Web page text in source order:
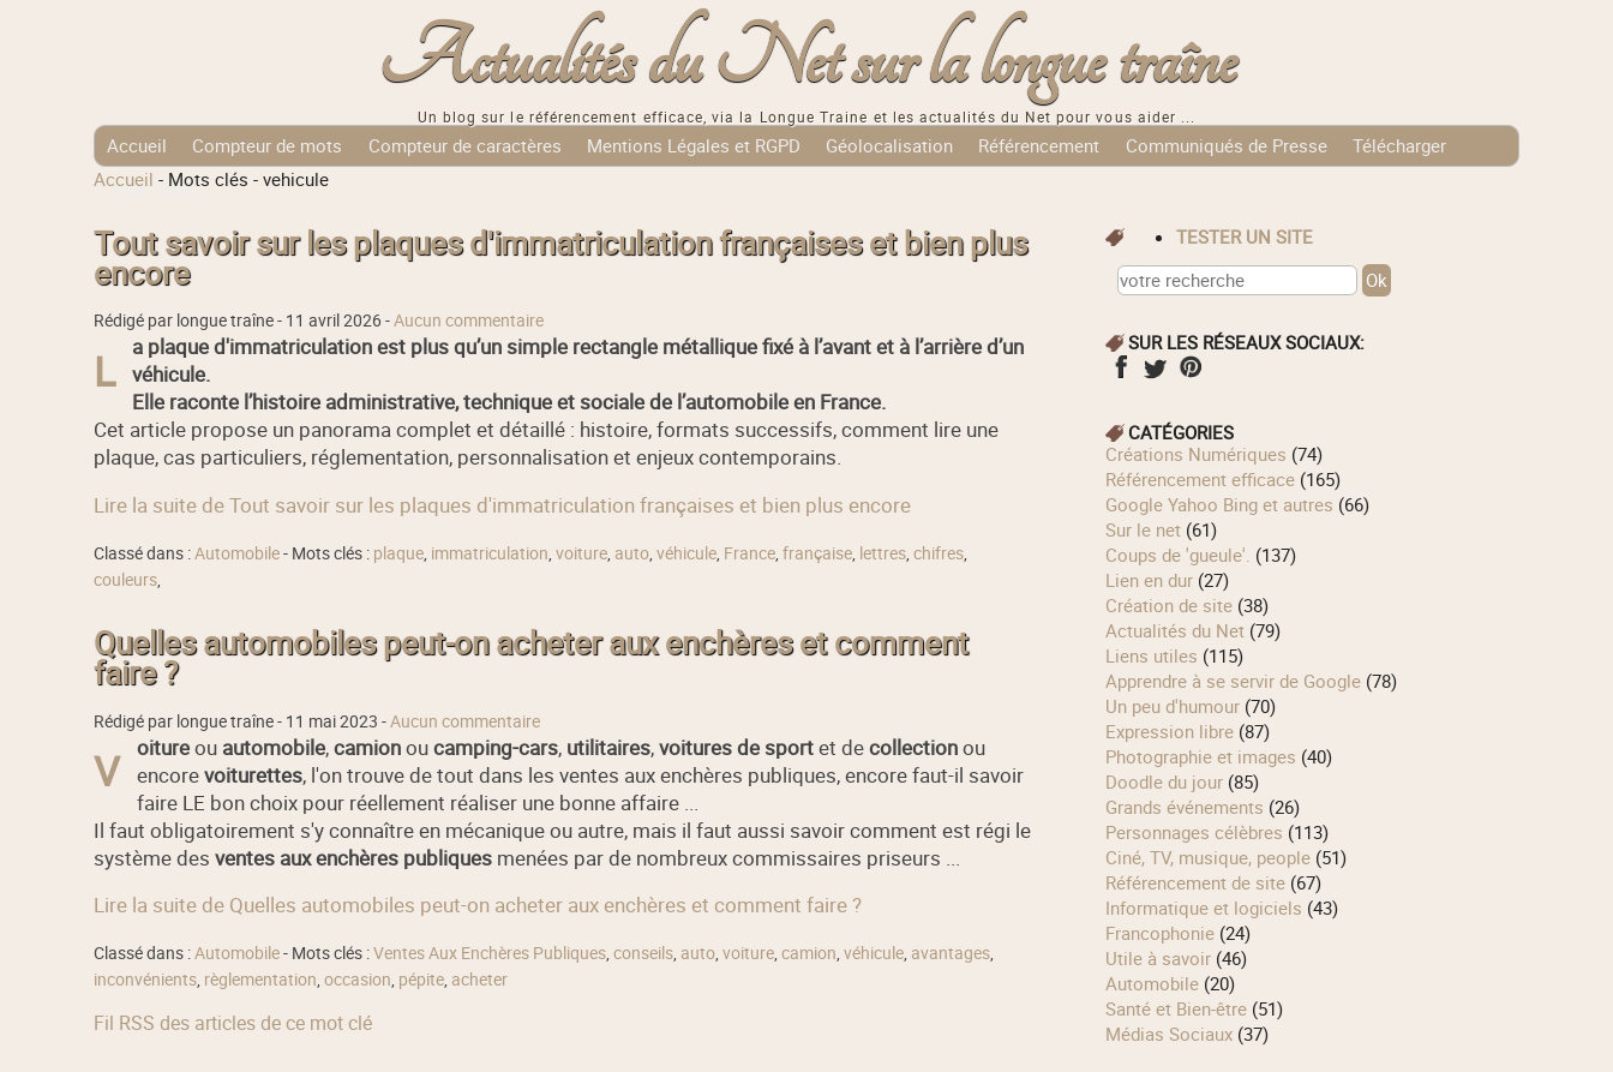
Actualités du Net sur la longue traîne
Un blog sur le référencement efficace, via la Longue Traine et les actualités du Net pour vous aider ...
Accueil Compteur de mots Compteur de caractères Mentions Légales et RGPD Géolocalisation Référencement Communiqués de Presse
Télécharger
Tags Cloud
Accueil - Mots clés - vehicule
Tout savoir sur les plaques d'immatriculation françaises et bien plus
encore
Rédigé par longue traîne - 11 avril 2026-Aucun commentaire
L
a plaque d'immatriculation est plus qu’un simple rectangle métallique fixé à l’avant et à l’arrière d’un
véhicule.
Elle raconte l’histoire administrative, technique et sociale de l’automobile en France.
Cet article propose un panorama complet et détaillé : histoire, formats successifs, comment lire une
plaque, cas particuliers, réglementation, personnalisation et enjeux contemporains.
Lire la suite de Tout savoir sur les plaques d'immatriculation françaises et bien plus encore
Classé dans :Automobile- Mots clés : plaque, immatriculation, voiture, auto, véhicule, France, française, lettres, chifres,
couleurs,
Quelles automobiles peut-on acheter aux enchères et comment
faire ?
Rédigé par longue traîne - 11 mai 2023 -Aucun commentaire
V oitureou automobile,camionoucamping-cars, utilitaires,voitures de sportet decollectionou
encorevoiturettes, l'on trouve de tout dans les ventes aux enchères publiques, encore faut-il savoir
faire LE bon choix pour réellement réaliser une bonne affaire ...
Il faut obligatoirement s'y connaître en mécanique ou autre, mais il faut aussi savoir comment est régi le
système des ventes aux enchères publiquesmenées par de nombreux commissaires priseurs ...
Lire la suite de Quelles automobiles peut-on acheter aux enchères et comment faire ?
Classé dans :Automobile- Mots clés :Ventes Aux Enchères Publiques, conseils, auto, voiture, camion, véhicule, avantages,
inconvénients, règlementation, occasion, pépite, acheter
Fil RSS des articles de ce mot clé
TESTER UN SITE
SUR LES RÉSEAUX SOCIAUX:
CATÉGORIES
Créations Numériques (74)
Référencement efficace(165)
Google Yahoo Bing et autres (66)
Sur le net(61)
Coups de 'gueule'. (137)
Lien en dur(27)
Création de site(38)
Actualités du Net(79)
Liens utiles (115)
Apprendre à se servir de Google(78)
Un peu d'humour(70)
Expression libre(87)
Photographie et images (40)
Doodle du jour(85)
Grands événements (26)
Personnages célèbres (113)
Ciné, TV, musique, people(51)
Référencement de site(67)
Informatique et logiciels (43)
Francophonie(24)
Utile à savoir(46)
Automobile(20)
Santé et Bien-être(51)
Médias Sociaux(37)